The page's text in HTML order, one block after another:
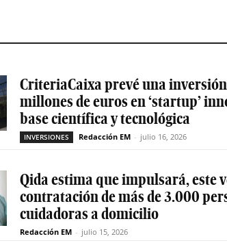
CriteriaCaixa prevé una
millones de euros en ‘startup’
base científica y tecnológica
INVERSIONES Redacción EM - julio 16, 2026
Qida estima que impulsará, este
contratación de más de 3.000
cuidadoras a domicilio
Redacción EM - julio 15, 2026